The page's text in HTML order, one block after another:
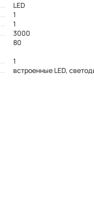
LED
1
1
3000
80
1
встроенные LED,